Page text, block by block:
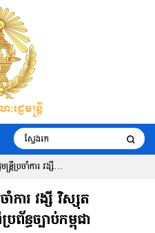
រ្តីប្រចាំការ វង្សី
ាសាលាស្តីពីប្រព័ន្ធ
ាំការ វង្សី វិស្សុត
ន្ធច្បាប់កម្ពុជា